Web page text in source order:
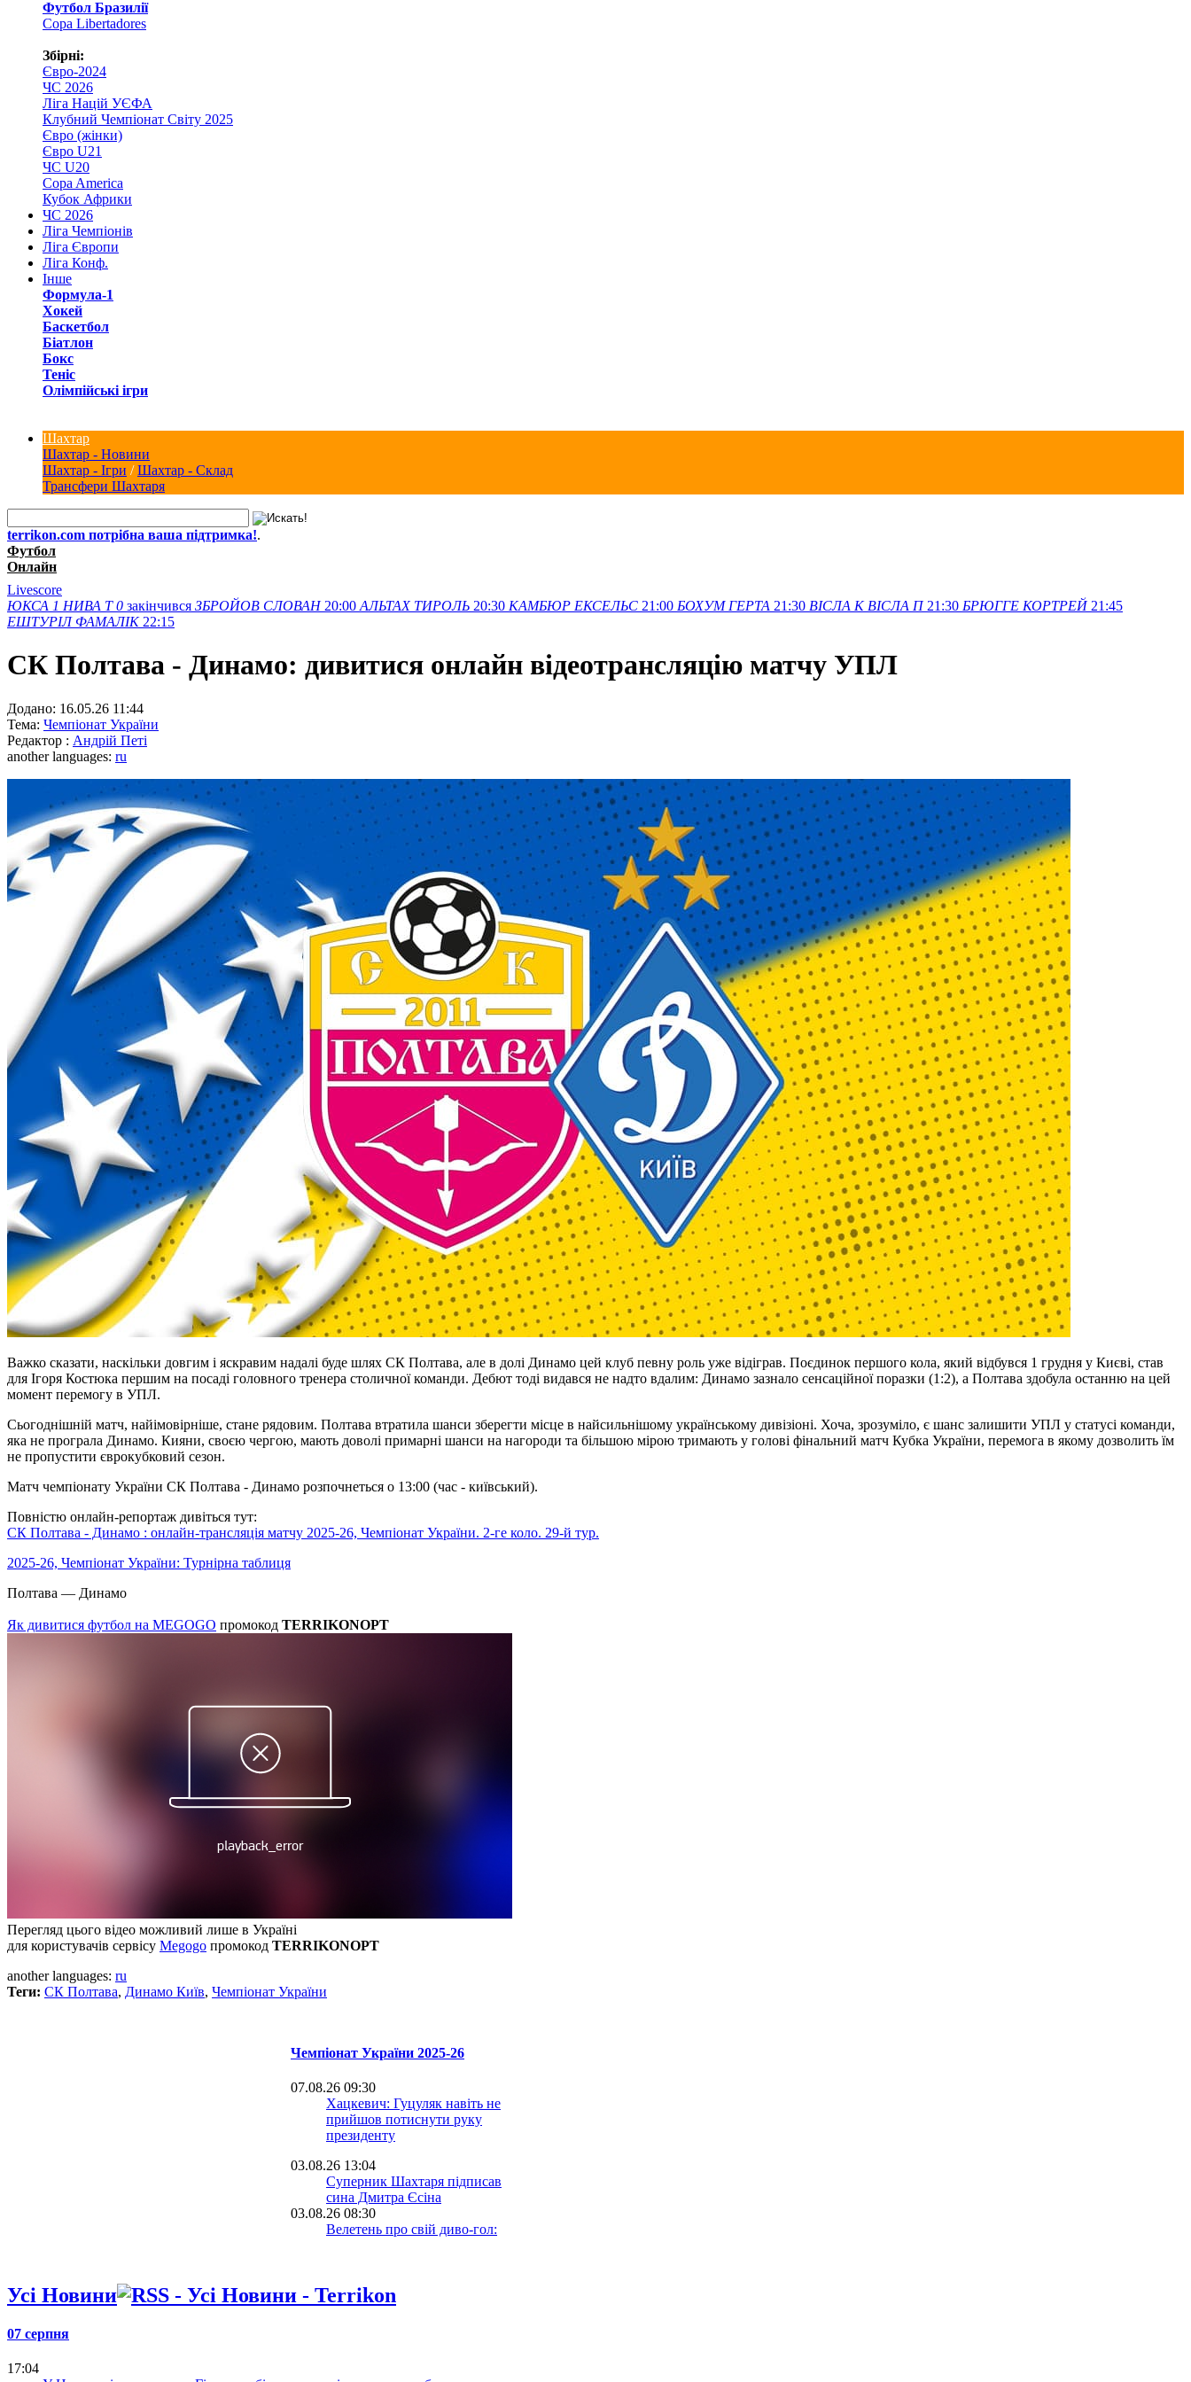
Футбол Бразилії
Copa Libertadores
Збірні:
Євро-2024
ЧС 2026
Ліга Націй УЄФА
Клубний Чемпіонат Світу 2025
Євро (жінки)
Євро U21
ЧС U20
Copa America
Кубок Африки
ЧС 2026
Ліга Чемпіонів
Ліга Європи
Ліга Конф.
Інше
Формула-1
Хокей
Баскетбол
Біатлон
Бокс
Теніс
Олімпійські ігри
Шахтар
Шахтар - Новини
Шахтар - Ігри /Шахтар - Склад
Трансфери Шахтаря
terrikon.com потрібна ваша підтримка!.
Футбол
Онлайн
Livescore
ЮКСА 1 НИВА Т 0 закінчився ЗБРОЙОВ СЛОВАН 20:00 АЛЬТАХ ТИРОЛЬ 20:30 КАМБЮР ЕКСЕЛЬС 21:00 БОХУМ ГЕРТА 21:30 ВІСЛА K ВІСЛА П 21:30 БРЮГГЕ КОРТРЕЙ 21:45
ЕШТУРІЛ ФАМАЛІК 22:15
СК Полтава - Динамо: дивитися онлайн відеотрансляцію матчу УПЛ
Додано: 16.05.26 11:44
Тема: Чемпіонат України
Редактор : Андрій Петі
another languages: ru
Важко сказати, наскільки довгим і яскравим надалі буде шлях СК Полтава, але в долі Динамо цей клуб певну роль уже відіграв. Поєдинок першого кола, який відбувся 1 грудня у Києві, став
для Ігоря Костюка першим на посаді головного тренера столичної команди. Дебют тоді видався не надто вдалим: Динамо зазнало сенсаційної поразки (1:2), а Полтава здобула останню на цей
момент перемогу в УПЛ.
Сьогоднішній матч, найімовірніше, стане рядовим. Полтава втратила шанси зберегти місце в найсильнішому українському дивізіоні. Хоча, зрозуміло, є шанс залишити УПЛ у статусі команди,
яка не програла Динамо. Кияни, своєю чергою, мають доволі примарні шанси на нагороди та більшою мірою тримають у голові фінальний матч Кубка України, перемога в якому дозволить їм
не пропустити єврокубковий сезон.
Матч чемпіонату України СК Полтава - Динамо розпочнеться о 13:00 (час - київський).
Повністю онлайн-репортаж дивіться тут:
СК Полтава - Динамо : онлайн-трансляція матчу 2025-26, Чемпіонат України. 2-ге коло. 29-й тур.
2025-26, Чемпіонат України: Турнірна таблиця
Полтава — Динамо
Як дивитися футбол на MEGOGO промокод TERRIKONOPT
Перегляд цього відео можливий лише в Україні
для користувачів сервісу Megogo промокод TERRIKONOPT
another languages: ru
Теги: СК Полтава, Динамо Київ, Чемпіонат України
Чемпіонат України 2025-26
07.08.26 09:30
Хацкевич: Гуцуляк навіть не
прийшов потиснути руку
президенту
03.08.26 13:04
Суперник Шахтаря підписав
сина Дмитра Єсіна
03.08.26 08:30
Велетень про свій диво-гол:
16.07.26 18:00
Сергій Палкін: Не тягніть
Усі Новини
07 серпня
17:04